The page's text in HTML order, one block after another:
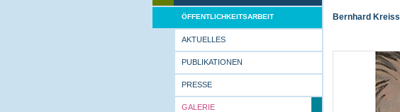
ÖFFENTLICHKEITSARBEIT
AKTUELLES
PUBLIKATIONEN
PRESSE
GALERIE
Bernhard Kreissl